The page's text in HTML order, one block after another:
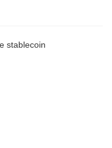
stablecoin